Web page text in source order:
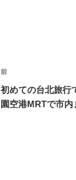
投
稿
ナ
前
の
投
前
初めての台北旅行
園空港MRTで市内